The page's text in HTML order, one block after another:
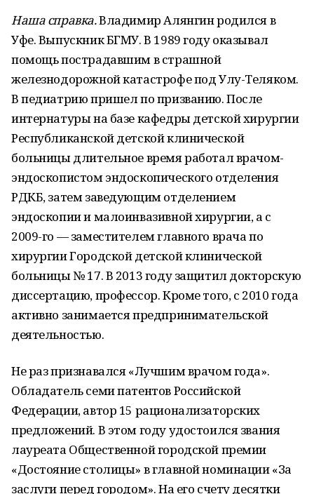
Наша справка.Владимир Алянгин родился в
Уфе. Выпускник БГМУ. В 1989 году оказывал
помощь пострадавшим в страшной
железнодорожной катастрофе под Улу-Теляком.
В педиатрию пришел по призванию. После
интернатуры на базе кафедры детской хирургии
Республиканской детской клинической
больницы длительное время работал врачом-
эндоскопистом эндоскопического отделения
РДКБ, затем заведующим отделением
эндоскопии и малоинвазивной хирургии, а с
2009-го — заместителем главного врача по
хирургии Городской детской клинической
больницы № 17. В 2013 году защитил докторскую
диссертацию, профессор. Кроме того, с 2010 года
активно занимается предпринимательской
деятельностью.
Не раз признавался «Лучшим врачом года».
Обладатель семи патентов Российской
Федерации, автор 15 рационализаторских
предложений. В этом году удостоился звания
лауреата Общественной городской премии
«Достояние столицы» в главной номинации «За
заслуги перед городом». На его счету десятки